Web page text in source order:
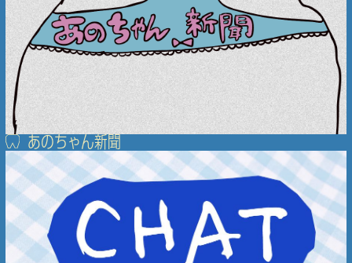
あのちゃん新聞